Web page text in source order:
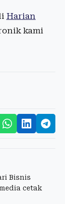
Harian
kami
Bisnis
cetak